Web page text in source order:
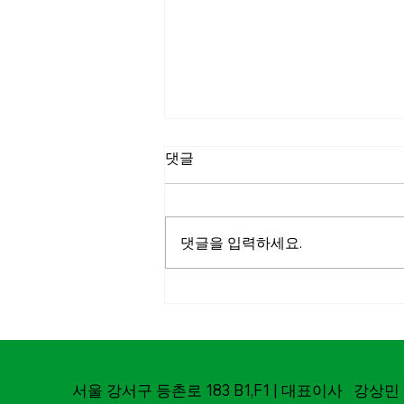
댓글
댓글을 입력하세요.
서울 강서구 등촌로 183 B1,F1 | 대표이사 강상민